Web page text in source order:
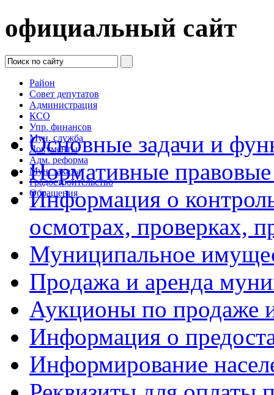
официальный сайт
Район
Совет депутатов
Администрация
КСО
Упр. финансов
Мун. служба
Документы
Адм. реформа
Мун. заказы
Градостроительство
Обращения
Основные задачи и
Нормативные
Информация о
осмотрах, проверках,
Муниципальное
Продажа и аренда
Аукционы по продаже
Информация о
Информирование